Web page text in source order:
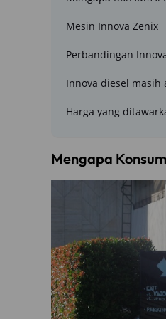
Mesin Innova Zenix
Perbandingan
Innova diesel masih
Harga yang
Mengapa